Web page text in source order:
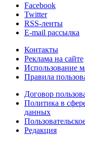
Facebook
Twitter
RSS-ленты
E-mail рассылка
Контакты
Реклама на сайте
Использование
Правила
Договор
Политика в
данных
Редакция